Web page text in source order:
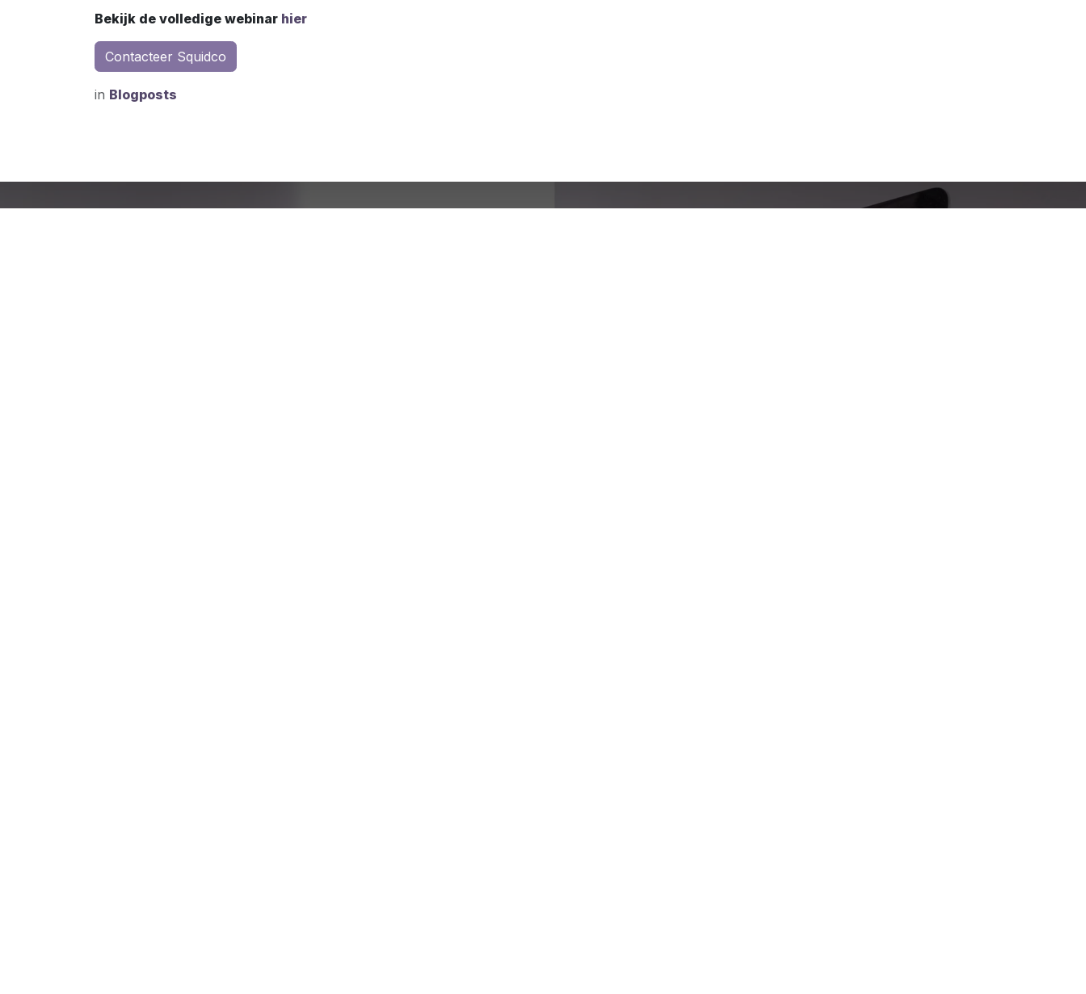
Bekijk de volledige webinar hier
Contacteer Squidco
in Blogposts